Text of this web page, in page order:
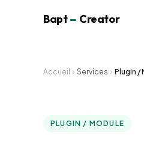
Bapt Creator
Accueil Services Plugin /
PLUGIN / MODULE